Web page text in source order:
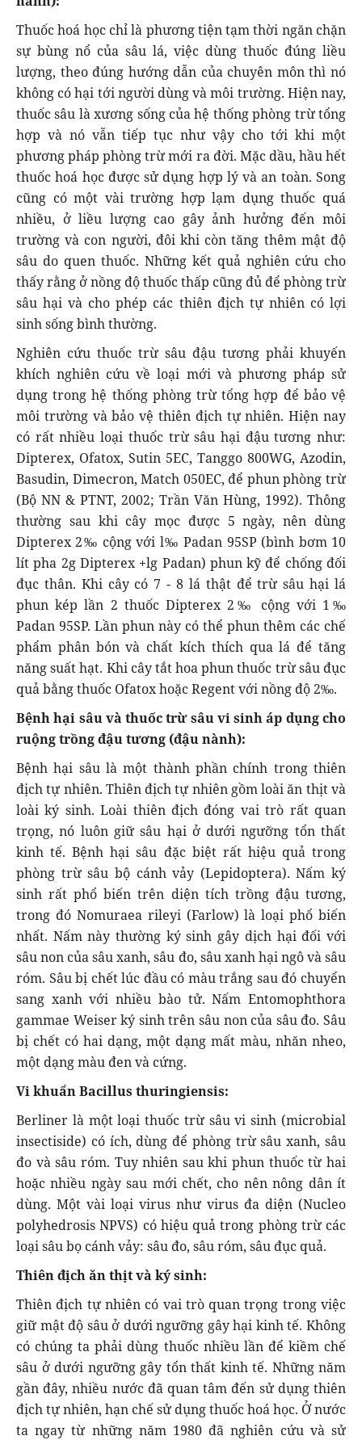
Thuốc hoá học chỉ là phương tiện tạm thời ngăn chặn
sự bùng nổ của sâu lá, việc dùng thuốc đúng liều
lượng, theo đúng hướng dẫn của chuyên môn thì nó
không có hại tới người dùng và môi trường. Hiện nay,
thuốc sâu là xương sống của hệ thống phòng trừ tổng
hợp và nó vẫn tiếp tục như vậy cho tới khi một
phương pháp phòng trừ mới ra đời. Mặc dầu, hầu hết
thuốc hoá học được sử dụng hợp lý và an toàn. Song
cũng có một vài trường hợp lạm dụng thuốc quá
nhiều, ở liều lượng cao gây ảnh hưởng đến môi
trường và con người, đôi khi còn tăng thêm mật độ
sâu do quen thuốc. Những kết quả nghiên cứu cho
thấy rằng ở nồng độ thuốc thấp cũng đủ để phòng trừ
sâu hại và cho phép các thiên địch tự nhiên có lợi
sinh sống bình thường.
Nghiên cứu thuốc trừ sâu đậu tương phải khuyến
khích nghiên cứu về loại mới và phương pháp sử
dụng trong hệ thống phòng trừ tổng hợp để bảo vệ
môi trường và bảo vệ thiên địch tự nhiên. Hiện nay
có rất nhiều loại thuốc trừ sâu hại đậu tương như:
Dipterex, Ofatox, Sutin 5EC, Tanggo 800WG, Azodin,
Basudin, Dimecron, Match 050EC, để phun phòng trừ
(Bộ NN & PTNT, 2002; Trần Văn Hùng, 1992). Thông
thường sau khi cây mọc được 5 ngày, nên dùng
Dipterex 2‰ cộng với l‰ Padan 95SP (bình bơm 10
lít pha 2g Dipterex +lg Padan) phun kỹ để chống đối
đục thân. Khi cây có 7 - 8 lá thật để trừ sâu hại lá
phun kép lần 2 thuốc Dipterex 2‰ cộng với 1‰
Padan 95SP. Lần phun này có thể phun thêm các chế
phẩm phân bón và chất kích thích qua lá để tăng
năng suất hạt. Khi cây tắt hoa phun thuốc trừ sâu đục
quả bằng thuốc Ofatox hoặc Regent với nồng độ 2‰.
Bệnh hại sâu và thuốc trừ sâu vi sinh áp dụng cho
ruộng trồng đậu tương (đậu nành):
Bệnh hại sâu là một thành phần chính trong thiên
địch tự nhiên. Thiên địch tự nhiên gồm loài ăn thịt và
loài ký sinh. Loài thiên địch đóng vai trò rất quan
trọng, nó luôn giữ sâu hại ở dưới ngưỡng tổn thất
kinh tế. Bệnh hại sâu đặc biệt rất hiệu quả trong
phòng trừ sâu bộ cánh vảy (Lepidoptera). Nấm ký
sinh rất phổ biến trên diện tích trồng đậu tương,
trong đó Nomuraea rileyi (Farlow) là loại phổ biến
nhất. Nấm này thường ký sinh gây dịch hại đối với
sâu non của sâu xanh, sâu đo, sâu xanh hại ngô và sâu
róm. Sâu bị chết lúc đầu có màu trắng sau đó chuyển
sang xanh với nhiều bào tử. Nấm Entomophthora
gammae Weiser ký sinh trên sâu non của sâu đo. Sâu
bị chết có hai dạng, một dạng mất màu, nhăn nheo,
một dạng màu đen và cứng.
Vi khuẩn Bacillus thuringiensis:
Berliner là một loại thuốc trừ sâu vi sinh (microbial
insectiside) có ích, dùng để phòng trừ sâu xanh, sâu
đo và sâu róm. Tuy nhiên sau khi phun thuốc từ hai
hoặc nhiều ngày sau mới chết, cho nên nông dân ít
dùng. Một vài loại virus như virus đa diện (Nucleo
polyhedrosis NPVS) có hiệu quả trong phòng trừ các
loại sâu bọ cánh vảy: sâu đo, sâu róm, sâu đục quả.
Thiên địch ăn thịt và ký sinh:
Thiên địch tự nhiên có vai trò quan trọng trong việc
giữ mật độ sâu ở dưới ngưỡng gây hại kinh tế. Không
có chúng ta phải dùng thuốc nhiều lần để kiềm chế
sâu ở dưới ngưỡng gây tổn thất kinh tế. Những năm
gần đây, nhiều nước đã quan tâm đến sử dụng thiên
địch tự nhiên, hạn chế sử dụng thuốc hoá học. Ở nước
ta ngay từ những năm 1980 đã nghiên cứu và sử